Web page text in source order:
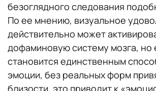
безоглядного следования
По ее мнению, визуальное
действительно может
дофаминовую систему мозга, но
становится единственным
эмоции, без реальных форм
близости, это приводит к